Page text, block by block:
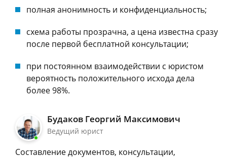
полная анонимность и конфиденциальность;
схема работы прозрачна, а цена известна сразу
после первой бесплатной консультации;
при постоянном взаимодействии с юристом
вероятность положительного исхода дела
более 98%.
Будаков Георгий Максимович
Ведущий юрист
Составление документов, консультации,